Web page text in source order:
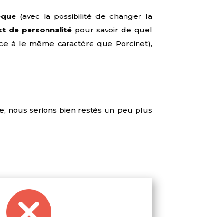
(avec la possibilité de changer la
de personnalité pour savoir de quel
à le même caractère que Porcinet),
nous serions bien restés un peu plus